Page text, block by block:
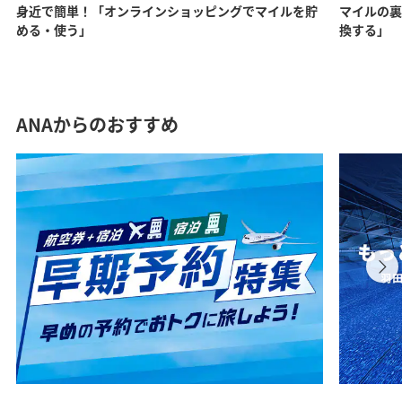
身近で簡単！「オンラインショッピングでマイルを貯
める・使う」
マイルの
換する」
ANAからのおすすめ